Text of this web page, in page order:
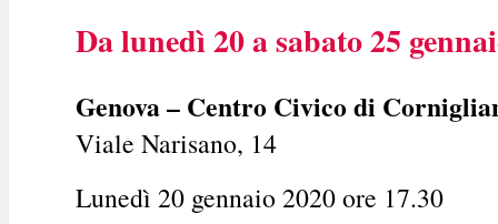
Da lunedì 20 a sabato 25
Genova – Centro Civico di
Viale Narisano, 14
Lunedì 20 gennaio 2020 ore 17.30